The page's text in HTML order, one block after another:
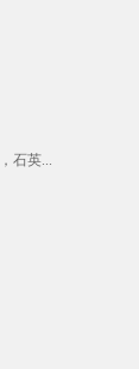
石英...